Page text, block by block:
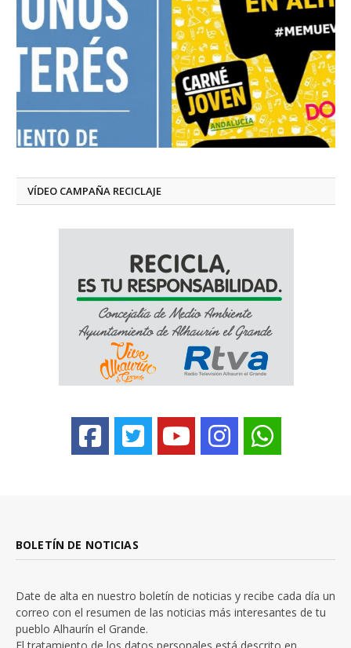
VÍDEO CAMPAÑA RECICLAJE
BOLETÍN DE NOTICIAS
Date de alta en nuestro boletín de noticias y recibe cada día un
correo con el resumen de las noticias más interesantes de tu
pueblo Alhaurín el Grande.
El tratamiento de los datos personales está descrito en